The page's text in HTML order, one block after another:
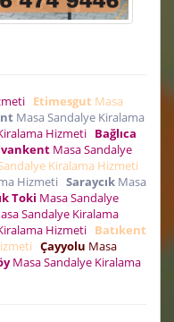
Etimesgut Masa
Masa Sandalye Kiralama
Hizmeti Bağlıca
Masa Sandalye
Kiralama Hizmeti
Hizmeti Saraycık Masa
Toki Masa Sandalye
Sandalye Kiralama
Hizmeti Batıkent
Çayyolu Masa
Masa Sandalye Kiralama